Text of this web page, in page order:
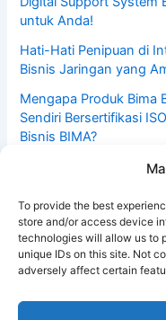
To provide the best
store and/or access device
technologies will allow us to
unique IDs on this site. Not
adversely affect certain
untuk Anda!
Hati-Hati Penipuan di
Bisnis Jaringan yang
Mengapa Produk Bima
Sendiri Bersertifikasi
Bisnis BIMA?
Mahakarya Anak
dengan Standar ISO &
Copyright ©